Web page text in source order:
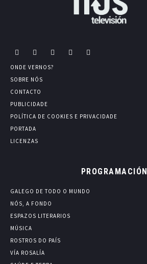
ONDE VERNOS?
SOBRE NÓS
CONTACTO
PUBLICIDADE
POLÍTICA DE COOKIES E PRIVACIDADE
PORTADA
LICENZAS
PROGRAMACIÓN
GALEGO DE TODO O MUNDO
NÓS, A FONDO
ESPAZOS LITERARIOS
MÚSICA
ROSTROS DO PAÍS
VÍA ROSALÍA